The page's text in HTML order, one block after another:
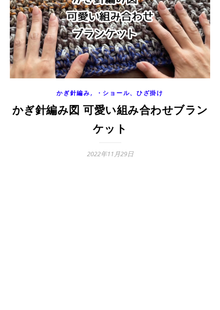
かぎ針編み, ・ショール、ひざ掛け
かぎ針編み図 可愛い組み合わせブラン
ケット
2022年11月29日